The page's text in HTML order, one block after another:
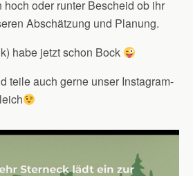
hoch oder runter Bescheid ob ihr
Abschätzung und Planung.
habe jetzt schon Bock
teile auch gerne unser Instagram-